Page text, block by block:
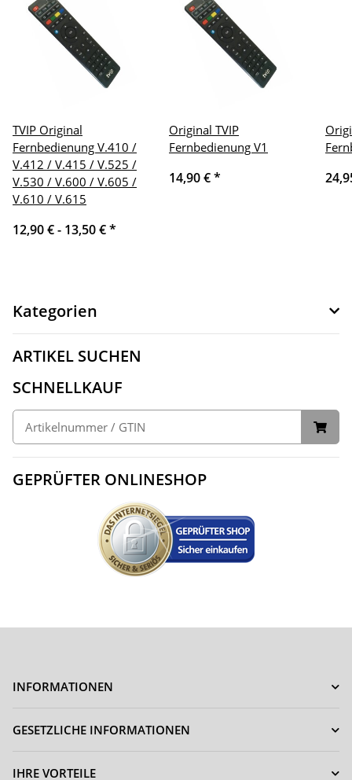
TVIP Original
Fernbedienung V.410 /
V.412 / V.415 / V.525 /
V.530 / V.600 / V.605 /
V.610 / V.615
12,90 € - 13,50 €*
Original TVIP
Fernbedienung V1
14,90 €*
Kategorien
ARTIKEL SUCHEN
SCHNELLKAUF
GEPRÜFTER ONLINESHOP
INFORMATIONEN
GESETZLICHE INFORMATIONEN
IHRE VORTEILE